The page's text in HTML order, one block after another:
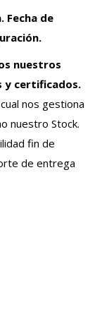
Fecha de
nuestros
y certificados.
nos gestiona
nuestro Stock.
fin de
de entrega